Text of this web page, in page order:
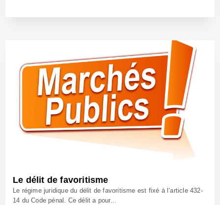
Le délit de favoritisme
Le régime juridique du délit de favoritisme est fixé à l’article 432-
14 du Code pénal. Ce délit a pour...